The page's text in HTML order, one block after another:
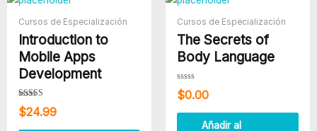
Cursos de Especialización
Introduction to
Mobile Apps
Development
Valorado
con
de 5
$24.99
Cursos de Especialización
The Secrets of
Body Language
Valorado
con
de
$0.00
Añadir al